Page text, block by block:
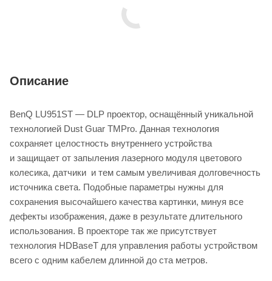
Описание
BenQ LU951ST — DLP проектор, оснащённый уникальной
технологией Dust Guar TMPro. Данная технология
сохраняет целостность внутреннего устройства
и защищает от запыления лазерного модуля цветового
колесика, датчики и тем самым увеличивая долговечность
источника света. Подобные параметры нужны для
сохранения высочайшего качества картинки, минуя все
дефекты изображения, даже в результате длительного
использования. В проекторе так же присутствует
технология HDBaseT для управления работы устройством
всего с одним кабелем длинной до ста метров.